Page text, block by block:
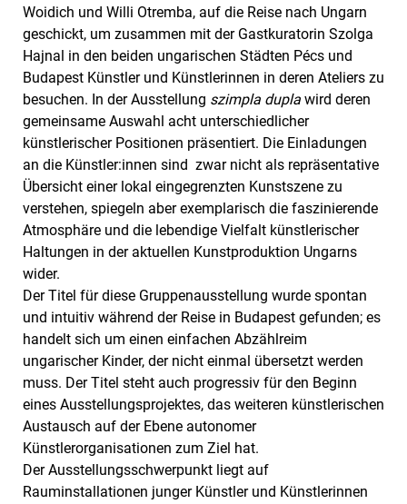
Woidich und Willi Otremba, auf die Reise nach Ungarn
geschickt, um zusammen mit der Gastkuratorin Szolga
Hajnal in den beiden ungarischen Städten Pécs und
Budapest Künstler und Künstlerinnen in deren Ateliers zu
besuchen. In der Ausstellung szimpla dupla wird deren
gemeinsame Auswahl acht unterschiedlicher
künstlerischer Positionen präsentiert. Die Einladungen
an die Künstler:innen sind zwar nicht als repräsentative
Übersicht einer lokal eingegrenzten Kunstszene zu
verstehen, spiegeln aber exemplarisch die faszinierende
Atmosphäre und die lebendige Vielfalt künstlerischer
Haltungen in der aktuellen Kunstproduktion Ungarns
wider.
Der Titel für diese Gruppenausstellung wurde spontan
und intuitiv während der Reise in Budapest gefunden; es
handelt sich um einen einfachen Abzählreim
ungarischer Kinder, der nicht einmal übersetzt werden
muss. Der Titel steht auch progressiv für den Beginn
eines Ausstellungsprojektes, das weiteren künstlerischen
Austausch auf der Ebene autonomer
Künstlerorganisationen zum Ziel hat.
Der Ausstellungsschwerpunkt liegt auf
Rauminstallationen junger Künstler und Künstlerinnen